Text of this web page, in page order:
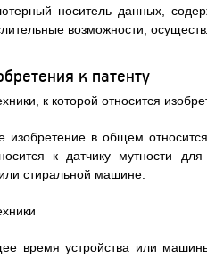
носитель данных,
возможности,
к патенту
к которой относится
изобретение в общем
к датчику мутности
стиральной машине.
время устройства или